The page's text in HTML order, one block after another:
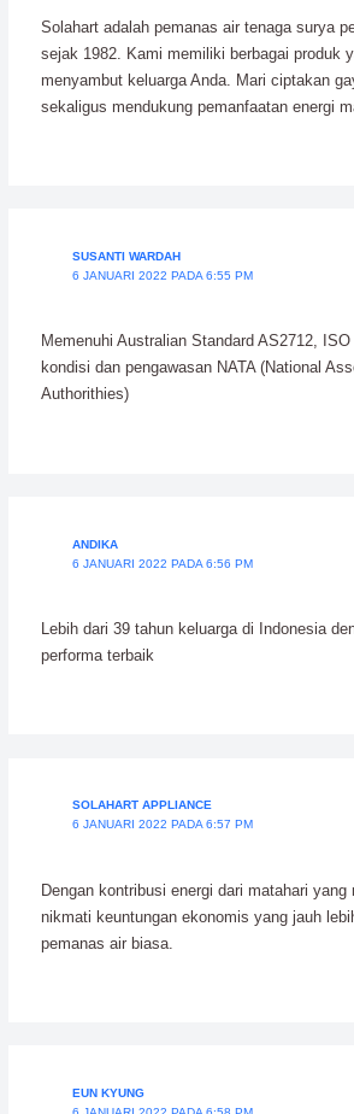
Solahart adalah pemanas air tenaga surya
sejak 1982. Kami memiliki berbagai produk
menyambut keluarga Anda. Mari ciptakan
sekaligus mendukung pemanfaatan energi
SUSANTI WARDAH
6 JANUARI 2022 PADA 6:55 PM
Memenuhi Australian Standard AS2712,
kondisi dan pengawasan NATA (National
Authorithies)
ANDIKA
6 JANUARI 2022 PADA 6:56 PM
Lebih dari 39 tahun keluarga di Indonesia
performa terbaik
SOLAHART APPLIANCE
6 JANUARI 2022 PADA 6:57 PM
Dengan kontribusi energi dari matahari yang
nikmati keuntungan ekonomis yang jauh
pemanas air biasa.
EUN KYUNG